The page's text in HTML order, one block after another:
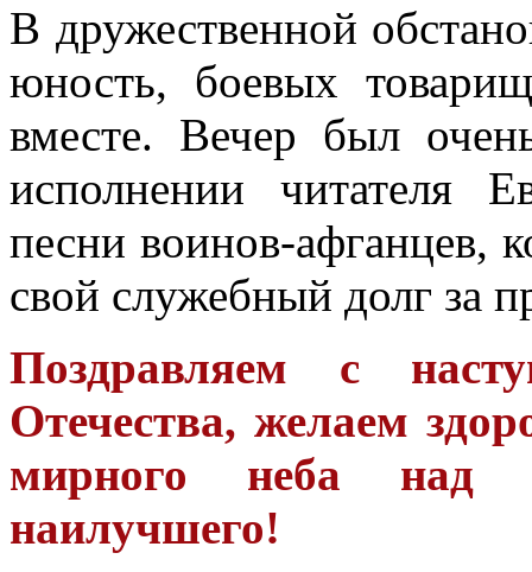
В дружественной
юность, боевых
вместе. Вечер был
исполнении читателя
песни воинов-афганцев,
свой служебный долг за
Поздравляем с
Отечества, желаем
мирного неба над
наилучшего!